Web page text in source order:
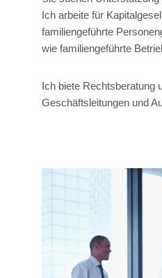
Ich arbeite für
familiengeführte
wie familiengeführte
Ich biete Rechtsberatung
Geschäftsleitungen und